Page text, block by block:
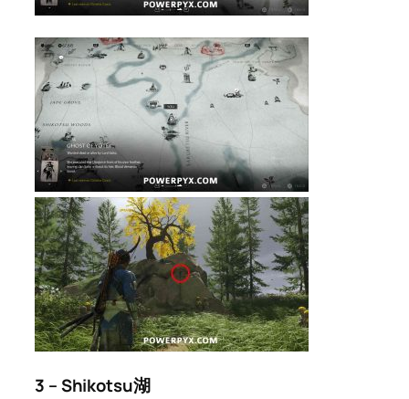
3 – Shikotsu湖